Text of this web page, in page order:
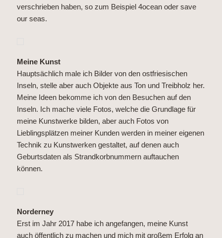
verschrieben haben, so zum Beispiel 4ocean oder save
our seas.
Meine Kunst
Hauptsächlich male ich Bilder von den ostfriesischen
Inseln, stelle aber auch Objekte aus Ton und Treibholz her.
Meine Ideen bekomme ich von den Besuchen auf den
Inseln. Ich mache viele Fotos, welche die Grundlage für
meine Kunstwerke bilden, aber auch Fotos von
Lieblingsplätzen meiner Kunden werden in meiner eigenen
Technik zu Kunstwerken gestaltet, auf denen auch
Geburtsdaten als Strandkorbnummern auftauchen
können.
Norderney
Erst im Jahr 2017 habe ich angefangen, meine Kunst
auch öffentlich zu machen und mich mit großem Erfolg an